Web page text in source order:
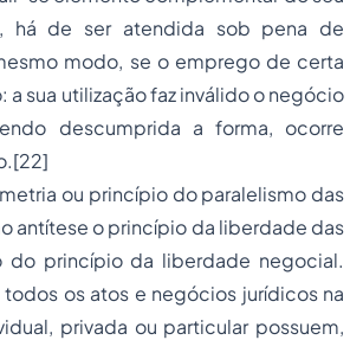
há de ser atendida sob pena de
modo, se o emprego de certa
a sua utilização faz inválido o negócio
descumprida a forma, ocorre
[22]
ou princípio do paralelismo das
antítese oprincípio da liberdade das
do princípio da liberdade negocial.
os atos e negócios jurídicos na
privada ou particular possuem,